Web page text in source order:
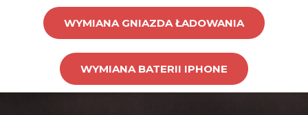
WYMIANA GNIAZDA ŁADOWANIA
WYMIANA BATERII IPHONE